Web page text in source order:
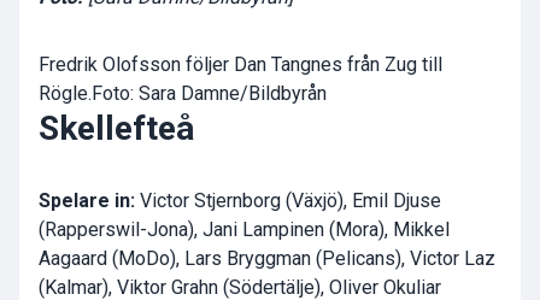
Fredrik Olofsson följer Dan Tangnes från Zug till
Rögle.Foto: Sara Damne/Bildbyrån
Skellefteå
Spelare in: Victor Stjernborg (Växjö), Emil Djuse
(Rapperswil-Jona), Jani Lampinen (Mora), Mikkel
Aagaard (MoDo), Lars Bryggman (Pelicans), Victor Laz
(Kalmar), Viktor Grahn (Södertälje), Oliver Okuliar